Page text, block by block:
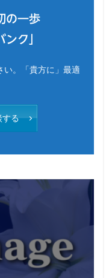
の一歩
ンク」
い。「貴方に」最適
する